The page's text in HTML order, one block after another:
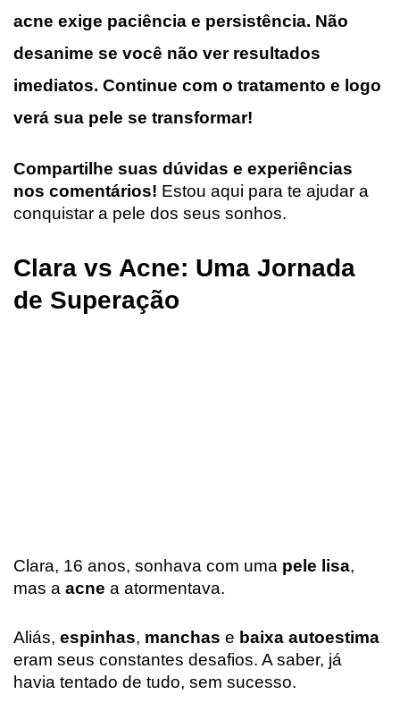
acne exige paciência e persistência. Não
desanime se você não ver resultados
imediatos. Continue com o tratamento e logo
verá sua pele se transformar!
Compartilhe suas dúvidas e experiências
nos comentários! Estou aqui para te ajudar a
conquistar a pele dos seus sonhos.
Clara vs Acne: Uma Jornada
de Superação
Clara, 16 anos, sonhava com uma pele lisa,
mas a acne a atormentava.
Aliás, espinhas, manchas e baixa autoestima
eram seus constantes desafios. A saber, já
havia tentado de tudo, sem sucesso.